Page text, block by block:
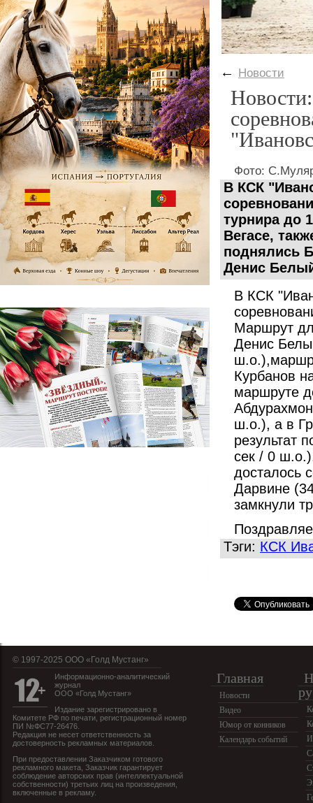
← Новости
Фото:
В КСК
турнира до
Вегасе,
поднялись
Денис
В КСК
Маршрут
Денис
Курбанов
маршруте
ш.о.), а в
результат
сек / 0
досталось
Дарвине
замкнули
Тэги: КСК
© 1997-2025 OOO «Голд Мустанг»
Информационно-аналитический
журнал
ООО «Голд Мустанг»
Издание зарегистрировано в
Комитете РФ по печати, регистрационный номер
ПИ №ФС77-26476.
Редакция не несет ответственность за
достоверность рекламных материалов.
При предоставлении Заказчиком готового
рекламного макета, Заказчик гарантирует
соблюдение авторских прав (интеллектуальной
собственности) третьих лиц на произведения,
включенные в рекламу.
Главная
Новости
Видео
Юмор от конников
Календарь событий